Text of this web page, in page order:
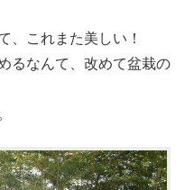
、これまた美しい！
るなんて、改めて盆栽の